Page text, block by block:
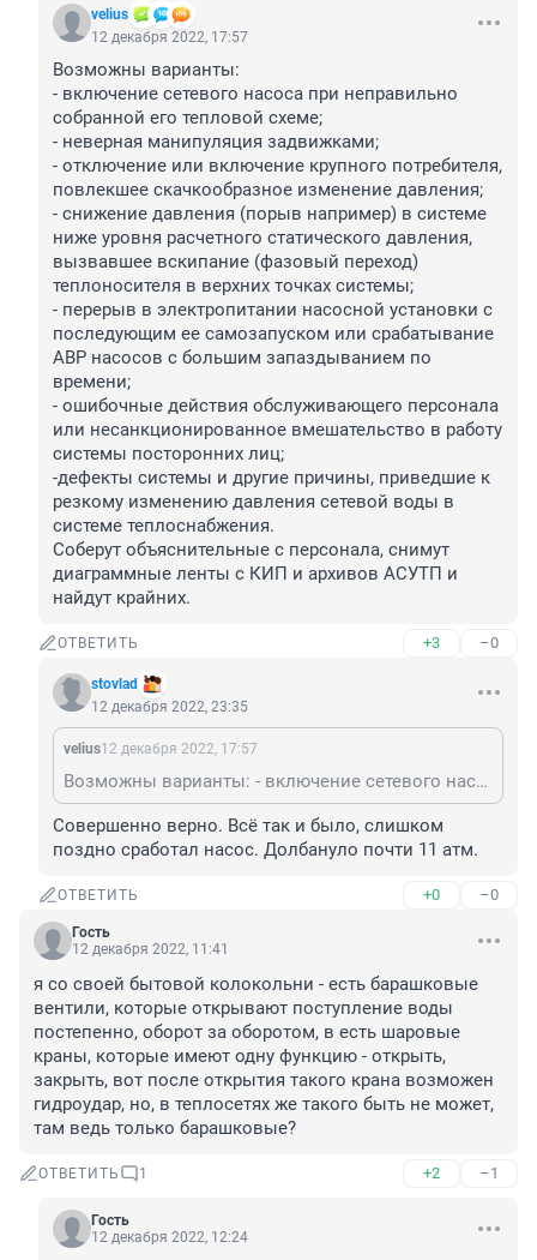
velius
12 декабря 2022, 17:57
Возможны варианты:
- включение сетевого насоса при неправильно
собранной его тепловой схеме;
- неверная манипуляция задвижками;
- отключение или включение крупного потребителя,
повлекшее скачкообразное изменение давления;
- снижение давления (порыв например) в системе
ниже уровня расчетного статического давления,
вызвавшее вскипание (фазовый переход)
теплоносителя в верхних точках системы;
- перерыв в электропитании насосной установки с
последующим ее самозапуском или срабатывание
АВР насосов с большим запаздыванием по
времени;
- ошибочные действия обслуживающего персонала
или несанкционированное вмешательство в работу
системы посторонних лиц;
-дефекты системы и другие причины, приведшие к
резкому изменению давления сетевой воды в
системе теплоснабжения.
Соберут объяснительные с персонала, снимут
диаграммные ленты с КИП и архивов АСУТП и
найдут крайних.
ОТВЕТИТЬ +3 –0
stovlad
12 декабря 2022, 23:35
velius12 декабря 2022, 17:57
Возможны варианты: - включение сетевого насоса при неправильно собранной его тепловой схеме; - неверная манипуляция задвижками; - отключение или включение крупного потребителя, повлекшее скачкообразное изменение давления; - снижение давления (порыв например) в системе ниже уровня расчетного статического давления, вызвавшее вскипание (фазовый переход) теплоносителя в верхних точках системы; - перерыв в электропитании насосной установки с последующим ее самозапуском или срабатывание АВР насосов с большим запаздыванием по времени; - ошибочные действия обслуживающего персонала или несанкционированное вмешательство в работу системы посторонних лиц; -дефекты системы и другие причины, приведшие к резкому изменению давления сетевой воды в системе теплоснабжения. Соберут объяснительные с персонала, снимут диаграммные ленты с КИП и архивов АСУТП и найдут крайних.
Совершенно верно. Всё так и было, слишком
поздно сработал насос. Долбануло почти 11 атм.
ОТВЕТИТЬ +0 –0
Гость
12 декабря 2022, 11:41
я со своей бытовой колокольни - есть барашковые
вентили, которые открывают поступление воды
постепенно, оборот за оборотом, в есть шаровые
краны, которые имеют одну функцию - открыть,
закрыть, вот после открытия такого крана возможен
гидроудар, но, в теплосетях же такого быть не может,
там ведь только барашковые?
ОТВЕТИТЬ 1 +2 –1
Гость
12 декабря 2022, 12:24